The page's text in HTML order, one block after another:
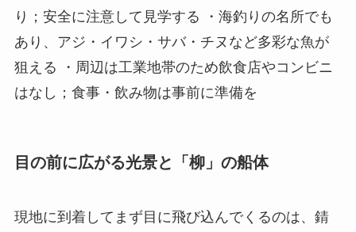
り；安全に注意して見学する ・海釣りの名所でも
あり、アジ・イワシ・サバ・チヌなど多彩な魚が
狙える ・周辺は工業地帯のため飲食店やコンビニ
はなし；食事・飲み物は事前に準備を
目の前に広がる光景と「柳」の船体
現地に到着してまず目に飛び込んでくるのは、錆